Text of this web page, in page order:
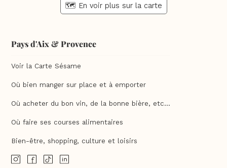
🗺️ En voir plus sur la carte
Pays d'Aix & Provence
Voir la Carte Sésame
Où bien manger sur place et à emporter
Où acheter du bon vin, de la bonne bière, etc...
Où faire ses courses alimentaires
Bien-être, shopping, culture et loisirs